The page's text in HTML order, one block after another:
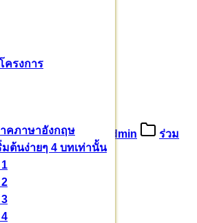
ครงการ
คภาษาอังกฤษ
มต้นง่ายๆ 4 บทเท่านั้น
ยหยุด
คุณสายหยุด
มกราคม 2024 admin
ร่วม